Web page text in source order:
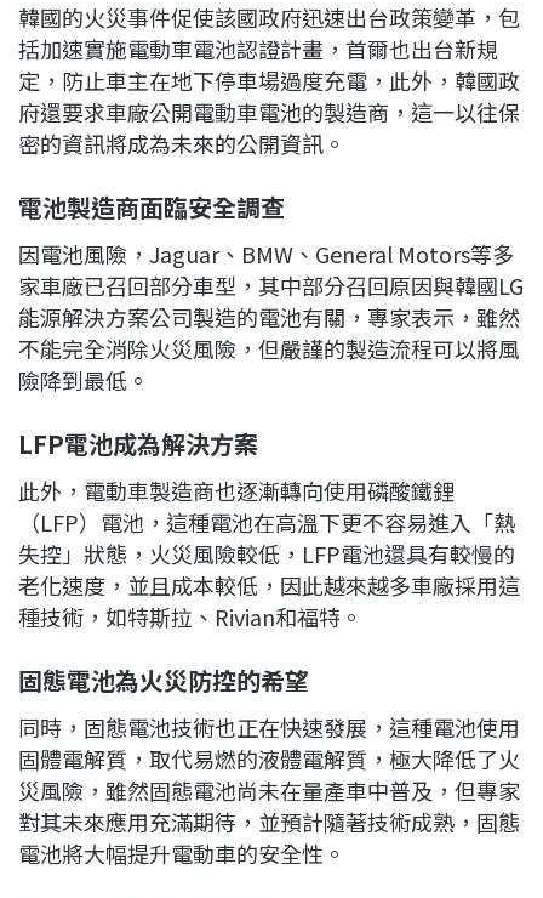
韓國的火災事件促使該國政府迅速出台政策變革，包
括加速實施電動車電池認證計畫，首爾也出台新規
定，防止車主在地下停車場過度充電，此外，韓國政
府還要求車廠公開電動車電池的製造商，這一以往保
密的資訊將成為未來的公開資訊。
電池製造商面臨安全調查
因電池風險，Jaguar、BMW、General Motors等多
家車廠已召回部分車型，其中部分召回原因與韓國LG
能源解決方案公司製造的電池有關，專家表示，雖然
不能完全消除火災風險，但嚴謹的製造流程可以將風
險降到最低。
LFP電池成為解決方案
此外，電動車製造商也逐漸轉向使用磷酸鐵鋰
（LFP）電池，這種電池在高溫下更不容易進入「熱
失控」狀態，火災風險較低，LFP電池還具有較慢的
老化速度，並且成本較低，因此越來越多車廠採用這
種技術，如特斯拉、Rivian和福特。
固態電池為火災防控的希望
同時，固態電池技術也正在快速發展，這種電池使用
固體電解質，取代易燃的液體電解質，極大降低了火
災風險，雖然固態電池尚未在量產車中普及，但專家
對其未來應用充滿期待，並預計隨著技術成熟，固態
電池將大幅提升電動車的安全性。